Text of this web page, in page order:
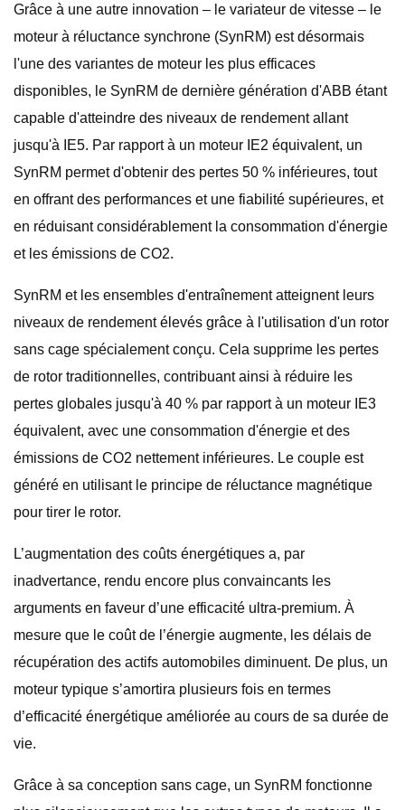
Grâce à une autre innovation – le variateur de vitesse – le
moteur à réluctance synchrone (SynRM) est désormais
l'une des variantes de moteur les plus efficaces
disponibles, le SynRM de dernière génération d'ABB étant
capable d'atteindre des niveaux de rendement allant
jusqu'à IE5. Par rapport à un moteur IE2 équivalent, un
SynRM permet d'obtenir des pertes 50 % inférieures, tout
en offrant des performances et une fiabilité supérieures, et
en réduisant considérablement la consommation d'énergie
et les émissions de CO2.
SynRM et les ensembles d'entraînement atteignent leurs
niveaux de rendement élevés grâce à l'utilisation d'un rotor
sans cage spécialement conçu. Cela supprime les pertes
de rotor traditionnelles, contribuant ainsi à réduire les
pertes globales jusqu'à 40 % par rapport à un moteur IE3
équivalent, avec une consommation d'énergie et des
émissions de CO2 nettement inférieures. Le couple est
généré en utilisant le principe de réluctance magnétique
pour tirer le rotor.
L’augmentation des coûts énergétiques a, par
inadvertance, rendu encore plus convaincants les
arguments en faveur d’une efficacité ultra-premium. À
mesure que le coût de l’énergie augmente, les délais de
récupération des actifs automobiles diminuent. De plus, un
moteur typique s’amortira plusieurs fois en termes
d’efficacité énergétique améliorée au cours de sa durée de
vie.
Grâce à sa conception sans cage, un SynRM fonctionne